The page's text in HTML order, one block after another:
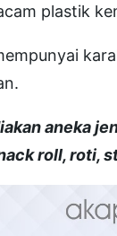
plastik
aneka
roll, roti,